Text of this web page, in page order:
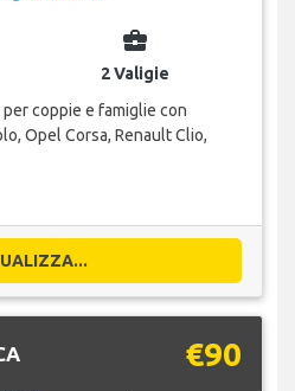
business_center
2 Valigie
coppie e famiglie con
Opel Corsa, Renault Clio,
€90